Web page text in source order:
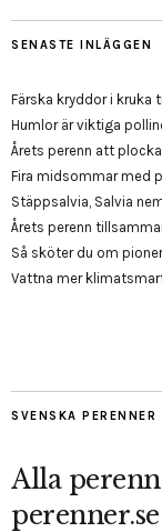
SENASTE INLÄGGEN
Färska kryddor i kruka
Humlor är viktiga
Årets perenn att
Fira midsommar med
Stäppsalvia, Salvia
Årets perenn
Så sköter du om
Vattna mer
SVENSKA PERENNER
Alla